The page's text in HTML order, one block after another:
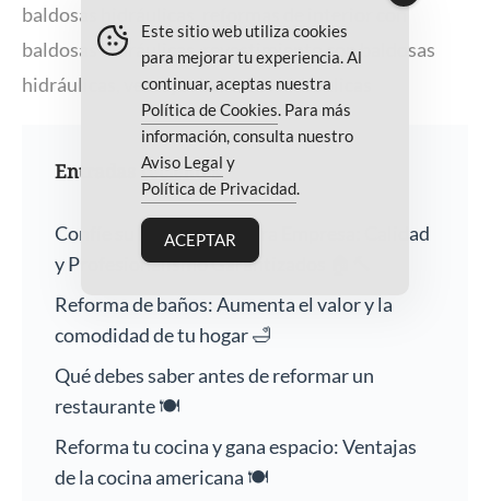
baldosas hidráulicas
reformas de interior con
baldosas hidráulicas,revestimiento con baldosas
hidráulicas
ventajas baldosas hidráulicas
Entradas recientes
Confíe su Hogar a Nuestra Empresa: Calidad
y Profesionalismo Garantizados 🏠🔨
Reforma de baños: Aumenta el valor y la
comodidad de tu hogar 🛁
Qué debes saber antes de reformar un
restaurante 🍽️
Reforma tu cocina y gana espacio: Ventajas
de la cocina americana 🍽️
Este sitio web utiliza cookies
para mejorar tu experiencia. Al
continuar, aceptas nuestra
Política de Cookies . Para más
información, consulta nuestro
Aviso Legal y
Política de Privacidad
ACEPTAR